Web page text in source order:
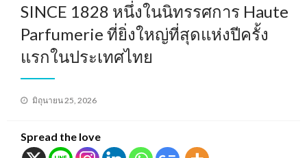
SINCE 1828 หนึ่งในนิทรรศการ Haute
Parfumerie ที่ยิ่งใหญ่ที่สุดแห่งปีครั้ง
แรกในประเทศไทย
Posted
มิถุนายน 25, 2026
Spread the love